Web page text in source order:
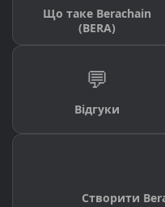
Що таке Berachain
(BERA)
💬
Відгуки
Створити